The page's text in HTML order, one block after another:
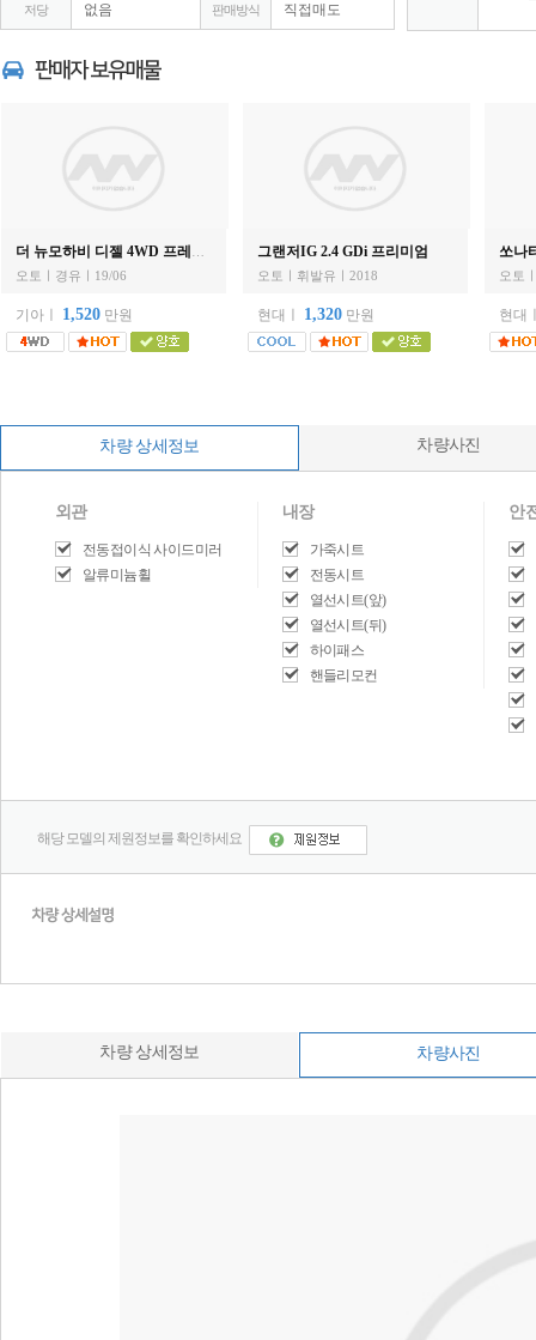
저당 없음 판매방식 직접매도
오토ㅣ경유ㅣ19/06
기아ㅣ 1,520 만원
그랜저IG 2.4 GDi 프리미엄
오토ㅣ휘발유ㅣ2018
현대ㅣ 1,320 만원
쏘나
오토
현대
차량 상세정보 차량사진
외관
전동접이식 사이드미러
알류미늄휠
내장
가죽시트
전동시트
열선시트(앞)
열선시트(뒤)
하이패스
핸들리모컨
안
해당 모델의 제원정보를 확인하세요
차량 상세정보 차량사진